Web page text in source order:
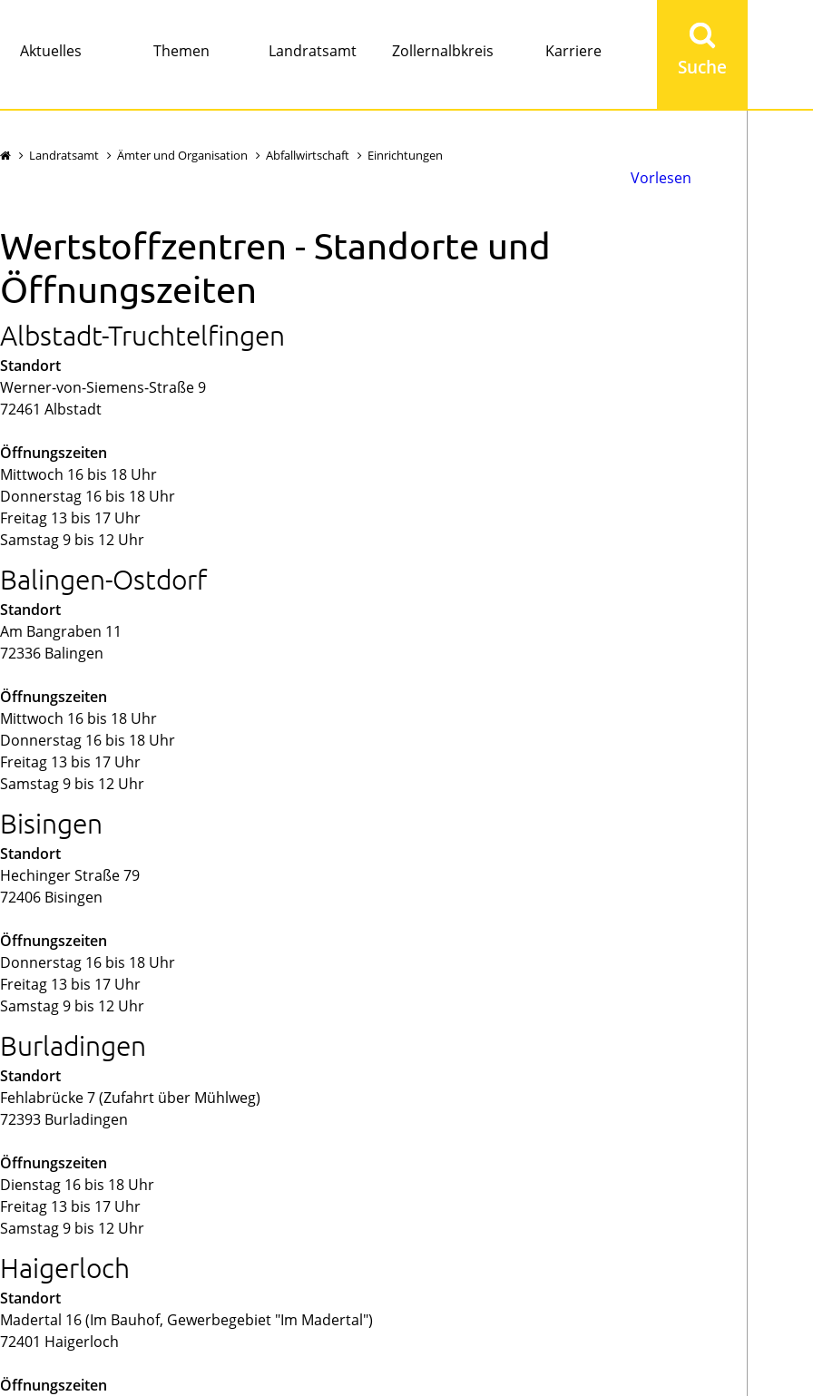
Aktuelles Themen Landratsamt Zollernalbkreis Karriere
eingeben
Landratsamt Ämter und Organisation Abfallwirtschaft Einrichtungen
Vorlesen
Wertstoffzentren - Standorte und
Öffnungszeiten
Albstadt-Truchtelfingen
Standort
Werner-von-Siemens-Straße 9
72461 Albstadt
Öffnungszeiten
Mittwoch 16 bis 18 Uhr
Donnerstag 16 bis 18 Uhr
Freitag 13 bis 17 Uhr
Samstag 9 bis 12 Uhr
Balingen-Ostdorf
Standort
Am Bangraben 11
72336 Balingen
Öffnungszeiten
Mittwoch 16 bis 18 Uhr
Donnerstag 16 bis 18 Uhr
Freitag 13 bis 17 Uhr
Samstag 9 bis 12 Uhr
Bisingen
Standort
Hechinger Straße 79
72406 Bisingen
Öffnungszeiten
Donnerstag 16 bis 18 Uhr
Freitag 13 bis 17 Uhr
Samstag 9 bis 12 Uhr
Burladingen
Standort
Fehlabrücke 7 (Zufahrt über Mühlweg)
72393 Burladingen
Öffnungszeiten
Dienstag 16 bis 18 Uhr
Freitag 13 bis 17 Uhr
Samstag 9 bis 12 Uhr
Haigerloch
Standort
Madertal 16 (Im Bauhof, Gewerbegebiet "Im Madertal")
72401 Haigerloch
Öffnungszeiten